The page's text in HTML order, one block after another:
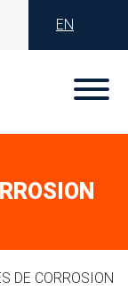
EN
DE CORROSION